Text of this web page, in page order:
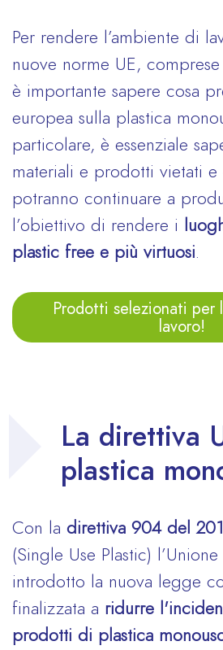
Per rendere l’ambiente di
nuove norme UE,
è importante sapere cosa
europea sulla plastica
particolare, è essenziale
materiali e prodotti vietati e
potranno continuare a
l’obiettivo di rendere i
plastic free e più virtuosi
Prodotti selezionati per
lavoro!
La direttiva
plastica
Con la direttiva 904 del
(Single Use Plastic)
introdotto la nuova legge
finalizzata a ridurre
prodotti di plastica